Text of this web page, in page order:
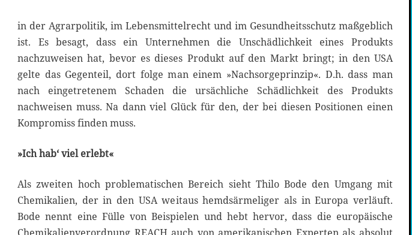
a
i
2
0
1
in der Agrarpolitik, im Lebensmittelrecht und im Gesundheitsschutz maßgeblich
ist. Es besagt, dass ein Unternehmen die Unschädlichkeit eines Produkts
nachzuweisen hat, bevor es dieses Produkt auf den Markt bringt; in den USA
gelte das Gegenteil, dort folge man einem »Nachsorgeprinzip«. D.h. dass man
nach eingetretenem Schaden die ursächliche Schädlichkeit des Produkts
nachweisen muss. Na dann viel Glück für den, der bei diesen Positionen einen
Kompromiss finden muss.
»Ich hab‘ viel erlebt«
Als zweiten hoch problematischen Bereich sieht Thilo Bode den Umgang mit
Chemikalien, der in den USA weitaus hemdsärmeliger als in Europa verläuft.
Bode nennt eine Fülle von Beispielen und hebt hervor, dass die europäische